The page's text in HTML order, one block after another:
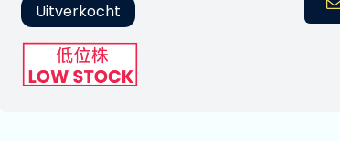
Uitverkocht